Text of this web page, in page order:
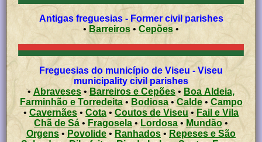
Antigas freguesias - Former civil parishes
• Barreiros • Cepões •
Freguesias do município de Viseu - Viseu
municipality civil parishes
• Abraveses •Barreiros e Cepões • Boa Aldeia,
Farminhão e Torredeita• Bodiosa•Calde• Campo
• Cavernães •Cota • Coutos de Viseu• Fail e Vila
Chã de Sá • Fragosela •Lordosa • Mundão •
Orgens • Povolide •Ranhados • Repeses e São